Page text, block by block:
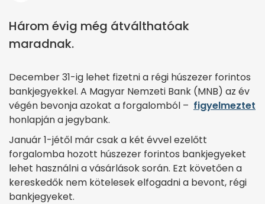
Három évig még átválthatóak
maradnak.
December 31-ig lehet fizetni a régi húszezer forintos
bankjegyekkel. A Magyar Nemzeti Bank (MNB) az év
végén bevonja azokat a forgalomból – figyelmeztet
honlapján a jegybank.
Január 1-jétől már csak a két évvel ezelőtt
forgalomba hozott húszezer forintos bankjegyeket
lehet használni a vásárlások során. Ezt követően a
kereskedők nem kötelesek elfogadni a bevont, régi
bankjegyeket.